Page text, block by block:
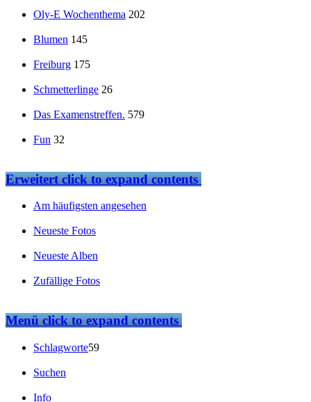
Oly-E Wochenthema 202
Blumen 145
Freiburg 175
Schmetterlinge 26
Das Examenstreffen. 579
Fun 32
Erweitertclick to expand contents
Am häufigsten angesehen
Neueste Fotos
Neueste Alben
Zufällige Fotos
Menüclick to expand contents
Schlagworte59
Suchen
Info